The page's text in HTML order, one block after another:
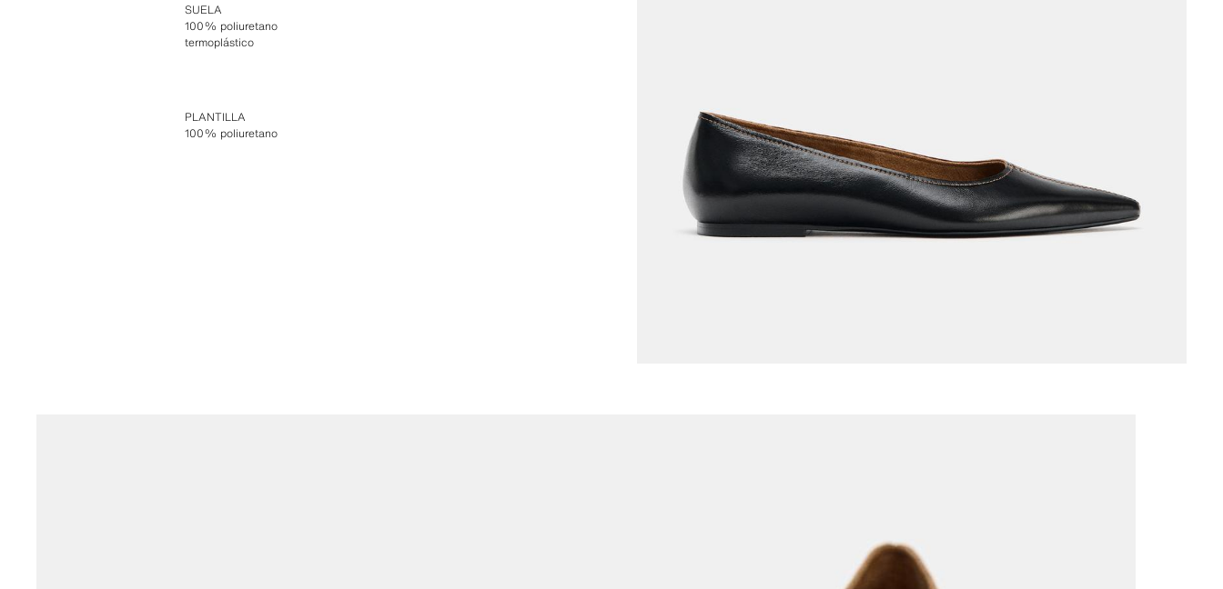
SUELA
100% poliuretano
termoplástico
PLANTILLA
100% poliuretano